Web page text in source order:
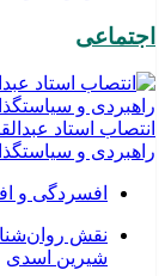
اجتماعی
انتصاب استاد
راهبردی و
افسردگی و
نقش
شیرین اسدی